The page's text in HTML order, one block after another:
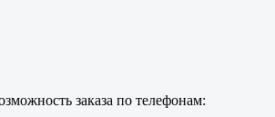
заказа по телефонам: